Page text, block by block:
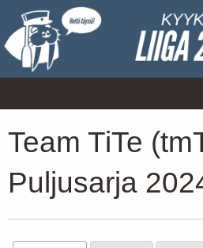
Team TiTe
Puljusarja